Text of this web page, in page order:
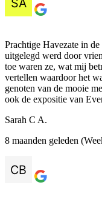
Prachtige Havezate in
uitgelegd werd door
toe waren ze, wat mij
vertellen waardoor het
genoten van de mooie
ook de expositie van
Sarah C A.
8 maanden geleden